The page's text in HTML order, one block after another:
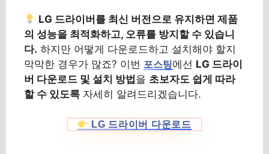
LG 드라이버를 최신 버전으로 유지하면 제품
의 성능을 최적화하고, 오류를 방지할 수 있습니
다. 하지만 어떻게 다운로드하고 설치해야 할지
막막한 경우가 많죠? 이번 포스팅에선 LG 드라이
버 다운로드 및 설치 방법 을 초보자도 쉽게 따라
할 수 있도록 자세히 알려드리겠습니다.
LG 드라이버 다운로드